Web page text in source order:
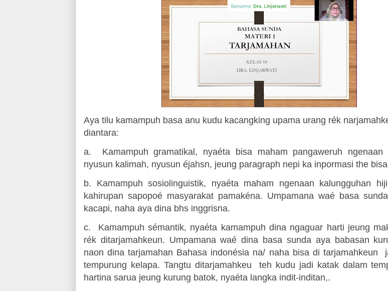
Aya tilu kamampuh basa anu kudu kacangking upama urang rék
diantara:
a. Kamampuh gramatikal, nyaéta bisa maham pangaweruh ngenaan
nyusun kalimah, nyusun éjahsn, jeung paragraph nepi ka inpormasi the
b. Kamampuh sosiolinguistik, nyaéta maham ngenaan kalungguhan
kahirupan sapopoé masyarakat pamakéna. Umpamana waé basa
kacapi, naha aya dina bhs inggrisna.
c. Kamampuh sémantik, nyaéta kamampuh dina ngaguar harti jeung
rék ditarjamahkeun. Umpamana waé dina basa sunda aya babasan
naon dina tarjamahan Bahasa indonésia na/ naha bisa di tarjamahkeun
tempurung kelapa. Tangtu ditarjamahkeu
teh kudu jadi katak dalam
hartina sarua jeung kurung batok, nyaéta langka indit-inditan,.